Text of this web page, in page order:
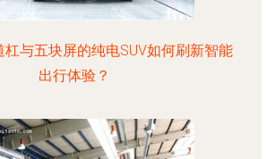
杠与五块屏的纯电SUV如何刷新智能
出行体验？